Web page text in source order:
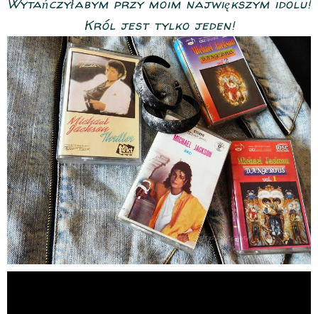
Wytańczyłabym przy moim największym idolu!
Król jest tylko jeden!